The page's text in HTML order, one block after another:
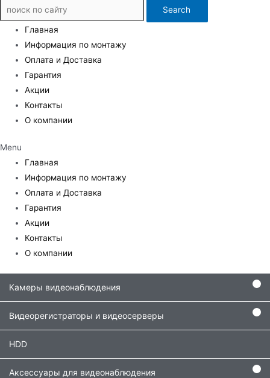
Search
Главная
Информация по монтажу
Оплата и Доставка
Гарантия
Акции
Контакты
О компании
Menu
Главная
Информация по монтажу
Оплата и Доставка
Гарантия
Акции
Контакты
О компании
Камеры видеонаблюдения
Видеорегистраторы и видеосерверы
HDD
Аксессуары для видеонаблюдения